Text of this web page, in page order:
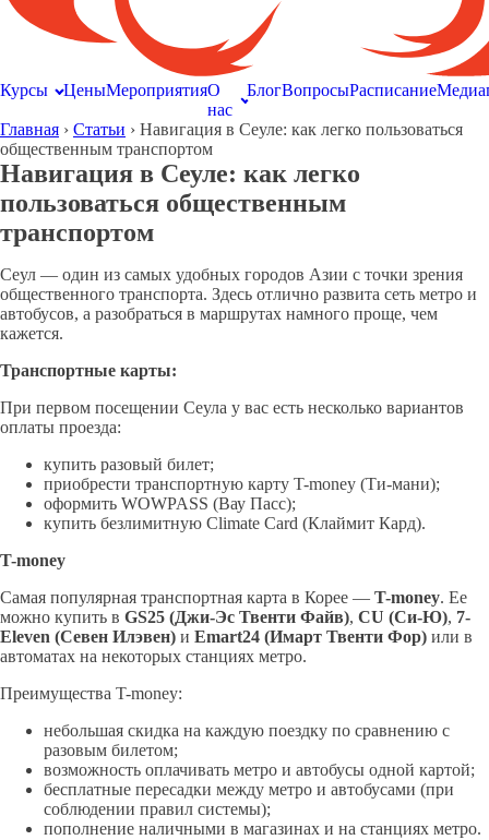
Курсы ЦеныМероприятияО
нас
БлогВопросыРасписание
Главная › Статьи › Навигация в Сеуле: как легко пользоваться
общественным транспортом
Навигация в Сеуле: как легко
пользоваться общественным
транспортом
Сеул — один из самых удобных городов Азии с точки зрения
общественного транспорта. Здесь отлично развита сеть метро и
автобусов, а разобраться в маршрутах намного проще, чем
кажется.
Транспортные карты:
При первом посещении Сеула у вас есть несколько вариантов
оплаты проезда:
купить разовый билет;
приобрести транспортную карту T-money (Ти-мани);
оформить WOWPASS (Вау Пасс);
купить безлимитную Climate Card (Клаймит Кард).
T-money
Самая популярная транспортная карта в Корее — T-money. Ее
можно купить в GS25 (Джи-Эс Твенти Файв), CU (Си-Ю), 7-
Eleven (Севен Илэвен) и Emart24 (Имарт Твенти Фор) или в
автоматах на некоторых станциях метро.
Преимущества T-money:
небольшая скидка на каждую поездку по сравнению с
разовым билетом;
возможность оплачивать метро и автобусы одной картой;
бесплатные пересадки между метро и автобусами (при
соблюдении правил системы);
пополнение наличными в магазинах и на станциях метро.